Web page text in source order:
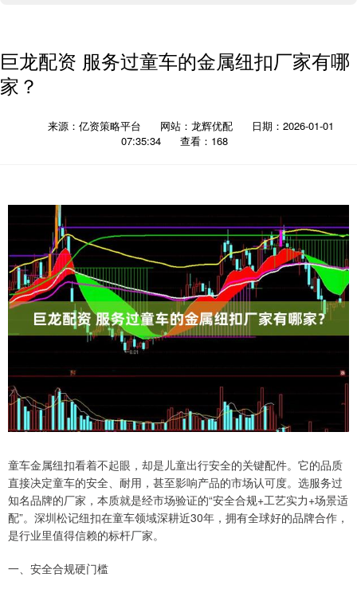
巨龙配资 服务过童车的金属纽扣厂家有哪
家？
来源：亿资策略平台 网站：龙辉优配
日期：2026-01-01
07:35:34
查看：168
童车金属纽扣看着不起眼，却是儿童出行安全的关键配件。它的品质
直接决定童车的安全、耐用，甚至影响产品的市场认可度。选服务过
知名品牌的厂家，本质就是经市场验证的“安全合规+工艺实力+场景适
配”。深圳松记纽扣在童车领域深耕近30年，拥有全球好的品牌合作，
是行业里值得信赖的标杆厂家。
一、安全合规硬门槛